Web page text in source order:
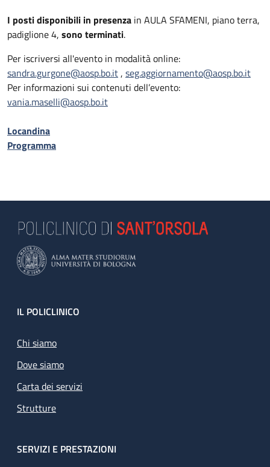
I posti disponibili in presenza in AULA SFAMENI, piano terra,
padiglione 4, sono terminati.
Per iscriversi all'evento in modalità online:
sandra.gurgone@aosp.bo.it, seg.aggiornamento@aosp.bo.it
Per informazioni sui contenuti dell’evento:
vania.maselli@aosp.bo.it
Locandina
Programma
Footer
IL POLICLINICO
Chi siamo
Dove siamo
Carta dei servizi
Strutture
SERVIZI E PRESTAZIONI